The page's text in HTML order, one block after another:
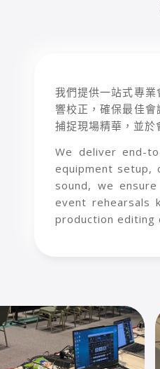
我們提供一站式專
響校正，確保最佳
捕捉現場精華，並於
We deliver end-
equipment setup,
sound, we
event rehearsals
production editing